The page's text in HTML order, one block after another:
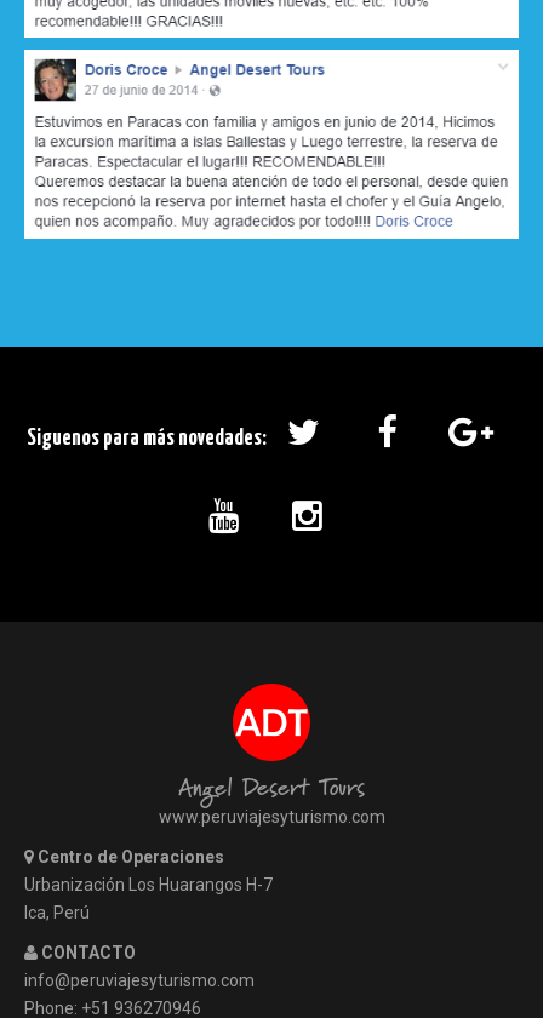
Siguenos para más novedades:
Angel Desert Tours
www.peruviajesyturismo.com
Centro de Operaciones
Urbanización Los Huarangos H-7
Ica, Perú
CONTACTO
info@peruviajesyturismo.com
Phone: +51 936270946